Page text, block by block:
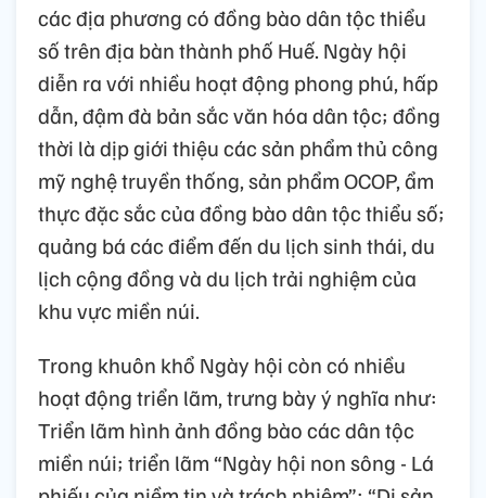
các địa phương có đồng bào dân tộc thiểu
số trên địa bàn thành phố Huế. Ngày hội
diễn ra với nhiều hoạt động phong phú, hấp
dẫn, đậm đà bản sắc văn hóa dân tộc; đồng
thời là dịp giới thiệu các sản phẩm thủ công
mỹ nghệ truyền thống, sản phẩm OCOP, ẩm
thực đặc sắc của đồng bào dân tộc thiểu số;
quảng bá các điểm đến du lịch sinh thái, du
lịch cộng đồng và du lịch trải nghiệm của
khu vực miền núi.
Trong khuôn khổ Ngày hội còn có nhiều
hoạt động triển lãm, trưng bày ý nghĩa như:
Triển lãm hình ảnh đồng bào các dân tộc
miền núi; triển lãm “Ngày hội non sông - Lá